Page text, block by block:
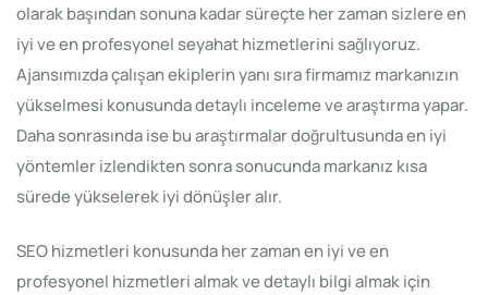
olarak başından sonuna kadar süreçte her zaman sizlere en
iyi ve en profesyonel seyahat hizmetlerini sağlıyoruz.
Ajansımızda çalışan ekiplerin yanı sıra firmamız markanızın
yükselmesi konusunda detaylı inceleme ve araştırma yapar.
Daha sonrasında ise bu araştırmalar doğrultusunda en iyi
yöntemler izlendikten sonra sonucunda markanız kısa
sürede yükselerek iyi dönüşler alır.
SEO hizmetleri konusunda her zaman en iyi ve en
profesyonel hizmetleri almak ve detaylı bilgi almak için